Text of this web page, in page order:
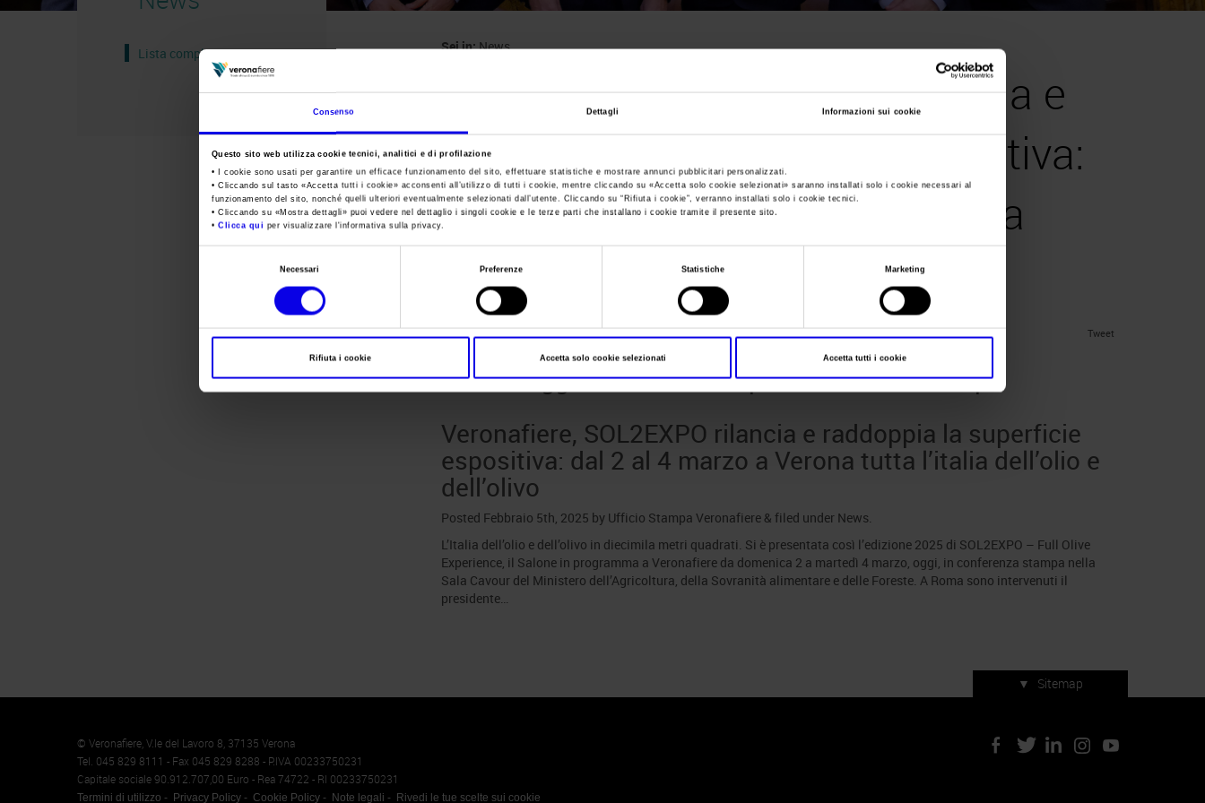
Consenso Dettagli Informazioni sui cookie
Questo sito web utilizza cookie tecnici, analitici e di profilazione
• I cookie sono usati per garantire un efficace funzionamento del sito, effettuare statistiche e mostrare annunci pubblicitari personalizzati.
• Cliccando sul tasto «Accetta tutti i cookie» acconsenti all’utilizzo di tutti i cookie, mentre cliccando su «Accetta solo cookie selezionati» saranno installati solo i cookie necessari al
funzionamento del sito, nonché quelli ulteriori eventualmente selezionati dall’utente. Cliccando su “Rifiuta i cookie”, verranno installati solo i cookie tecnici.
• Cliccando su «Mostra dettagli» puoi vedere nel dettaglio i singoli cookie e le terze parti che installano i cookie tramite il presente sito.
•Clicca qui per visualizzare l'informativa sulla privacy.
Necessari Preferenze Statistiche Marketing
Rifiuta i cookie Accetta solo cookie selezionati Accetta tutti i cookie
Lista completa Sei in:News
Veronafiere, SOL2EXPO rilancia e
raddoppia la superficie espositiva:
dal 2 al 4 marzo a Verona tutta
l’italia dell’olio e dell’olivo
Tweet
Posts Tagged:roma sol2expo conferenza stampa
Veronafiere, SOL2EXPO rilancia e raddoppia la superficie
espositiva: dal 2 al 4 marzo a Verona tutta l’italia dell’olio e
dell’olivo
Posted Febbraio 5th, 2025 by Ufficio Stampa Veronafiere & filed under News.
L’Italia dell’olio e dell’olivo in diecimila metri quadrati. Si è presentata così l’edizione 2025 di SOL2EXPO – Full Olive
Experience, il Salone in programma a Veronafiere da domenica 2 a martedì 4 marzo, oggi, in conferenza stampa nella
Sala Cavour del Ministero dell’Agricoltura, della Sovranità alimentare e delle Foreste. A Roma sono intervenuti il
presidente…
▼ Sitemap
Memento Servizi di manifestazione
© Veronafiere, V.le del Lavoro 8, 37135 Verona
Tel. 045 829 8111 - Fax 045 829 8288 - P.IVA 00233750231
Capitale sociale 90.912.707,00 Euro - Rea 74722 - RI 00233750231
Termini di utilizzo Privacy Policy Cookie Policy Note legali Rivedi le tue scelte sui cookie